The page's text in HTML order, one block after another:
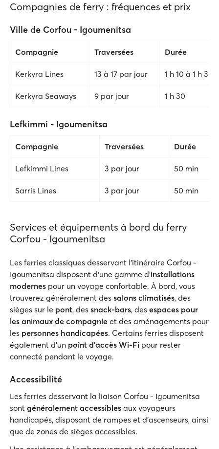
Compagnies de ferry : fréquences et prix
Ville de Corfou - Igoumenitsa
Compagnie Traversées Durée
Kerkyra Lines 13 à 17 par jour 1 h 10 à 1 h 30
Kerkyra Seaways 9 par jour 1 h 30
Lefkimmi - Igoumenitsa
Compagnie Traversées Durée
Lefkimmi Lines 3 par jour 50 min
Sarris Lines 3 par jour 50 min
Services et équipements à bord du ferry
Corfou - Igoumenitsa
Les ferries classiques desservant l'itinéraire Corfou -
Igoumenitsa disposent d'une gamme d'installations
modernes pour un voyage confortable. À bord, vous
trouverez généralement des salons climatisés, des
sièges sur le pont, des snack-bars, des espaces pour
les animaux de compagnie et des aménagements pour
les personnes handicapées. Certains ferries disposent
également d'un point d'accès Wi-Fi pour rester
connecté pendant le voyage.
Accessibilité
Les ferries desservant la liaison Corfou - Igoumenitsa
sont généralement accessibles aux voyageurs
handicapés, disposant de rampes et d'ascenseurs, ainsi
que de zones de sièges accessibles.